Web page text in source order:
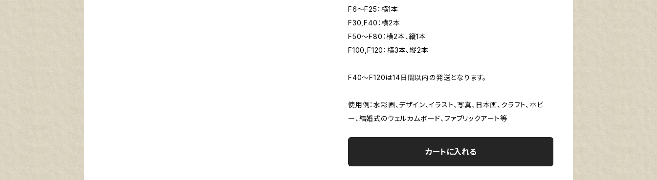
F6～F25：横1本
F30,F40：横2本
F50～F80：横2本、縦1本
F100,F120：横3本、縦2本
F40～F120は14日間以内の発送となります。
使用例：水彩画、デザイン、イラスト、写真、日本画、クラフト、ホビ
ー、結婚式のウェルカムボード、ファブリックアート等
カートに入れる